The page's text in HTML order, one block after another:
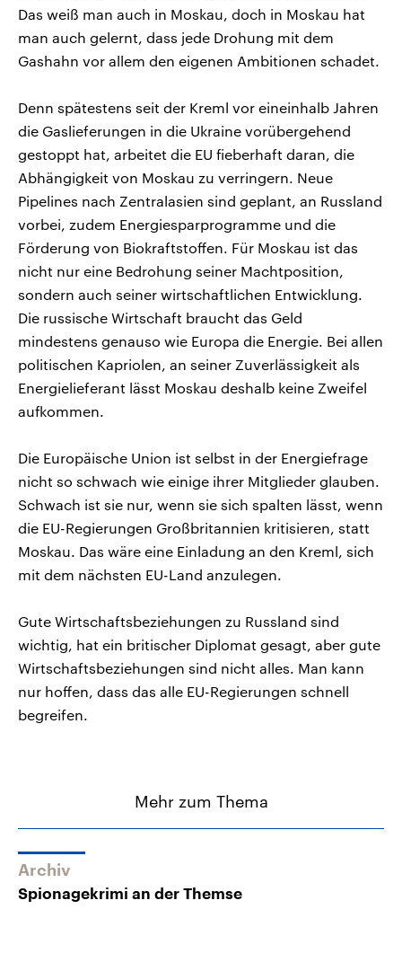
Das weiß man auch in Moskau, doch in Moskau hat
man auch gelernt, dass jede Drohung mit dem
Gashahn vor allem den eigenen Ambitionen schadet.
Denn spätestens seit der Kreml vor eineinhalb Jahren
die Gaslieferungen in die Ukraine vorübergehend
gestoppt hat, arbeitet die EU fieberhaft daran, die
Abhängigkeit von Moskau zu verringern. Neue
Pipelines nach Zentralasien sind geplant, an Russland
vorbei, zudem Energiesparprogramme und die
Förderung von Biokraftstoffen. Für Moskau ist das
nicht nur eine Bedrohung seiner Machtposition,
sondern auch seiner wirtschaftlichen Entwicklung.
Die russische Wirtschaft braucht das Geld
mindestens genauso wie Europa die Energie. Bei allen
politischen Kapriolen, an seiner Zuverlässigkeit als
Energielieferant lässt Moskau deshalb keine Zweifel
aufkommen.
Die Europäische Union ist selbst in der Energiefrage
nicht so schwach wie einige ihrer Mitglieder glauben.
Schwach ist sie nur, wenn sie sich spalten lässt, wenn
die EU-Regierungen Großbritannien kritisieren, statt
Moskau. Das wäre eine Einladung an den Kreml, sich
mit dem nächsten EU-Land anzulegen.
Gute Wirtschaftsbeziehungen zu Russland sind
wichtig, hat ein britischer Diplomat gesagt, aber gute
Wirtschaftsbeziehungen sind nicht alles. Man kann
nur hoffen, dass das alle EU-Regierungen schnell
begreifen.
Mehr zum Thema
Archiv
Spionagekrimi an der Themse